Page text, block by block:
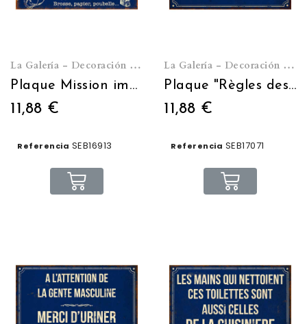
La Galería - Decoración de pared
Plaque Mission impossible 21*15
11,88 €
Referencia SEB16913
La Galería - Decoración de pared
Plaque "Règles des toilettes" 21 x 15 cm
11,88 €
Referencia SEB17071